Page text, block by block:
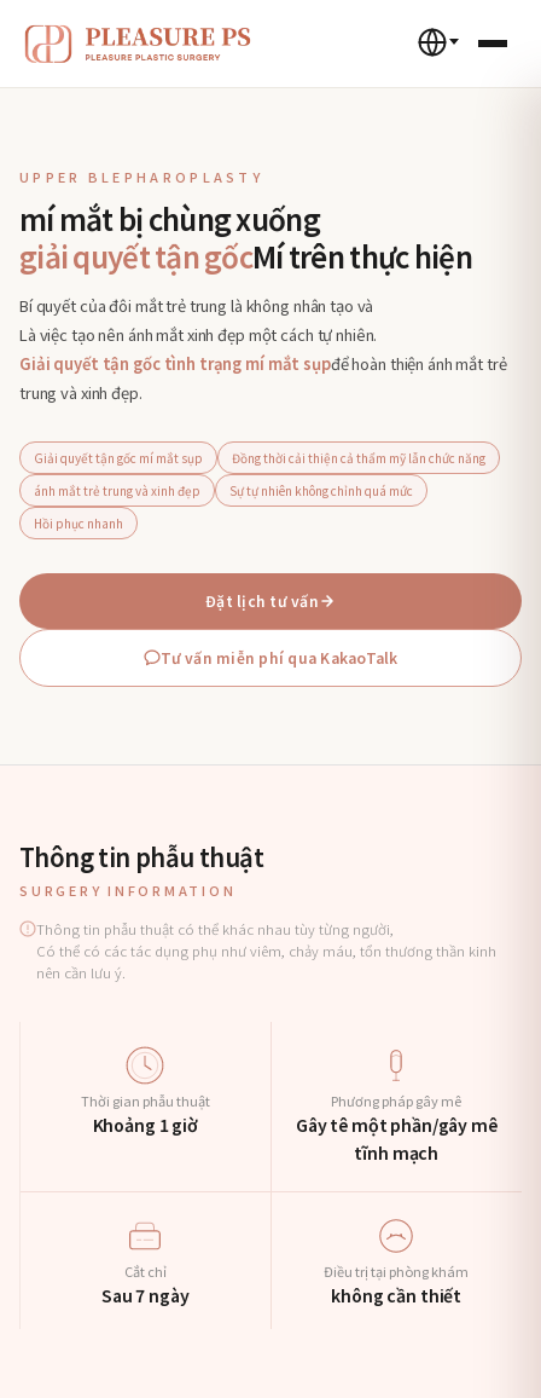
UPPER BLEPHAROPLASTY
mí mắt bị chùng xuống
giải quyết tận gốcMí trên thực hiện
Bí quyết của đôi mắt trẻ trung là không nhân tạo và
Là việc tạo nên ánh mắt xinh đẹp một cách tự nhiên.
Giải quyết tận gốc tình trạng mí mắt sụpđể hoàn thiện ánh mắt trẻ
trung và xinh đẹp.
Giải quyết tận gốc mí mắt sụp
Đồng thời cải thiện cả thẩm mỹ lẫn chức năng
ánh mắt trẻ trung và xinh đẹp
Sự tự nhiên không chỉnh quá mức
Hồi phục nhanh
Đặt lịch tư vấn
Tư vấn miễn phí qua KakaoTalk
Thông tin phẫu thuật
SURGERY INFORMATION
Thông tin phẫu thuật có thể khác nhau tùy từng người,
Có thể có các tác dụng phụ như viêm, chảy máu, tổn thương thần kinh
nên cần lưu ý.
Thời gian phẫu thuật
Khoảng 1 giờ
Phương pháp gây mê
Gây tê một phần/gây mê
tĩnh mạch
Cắt chỉ
Sau 7 ngày
Điều trị tại phòng khám
không cần thiết